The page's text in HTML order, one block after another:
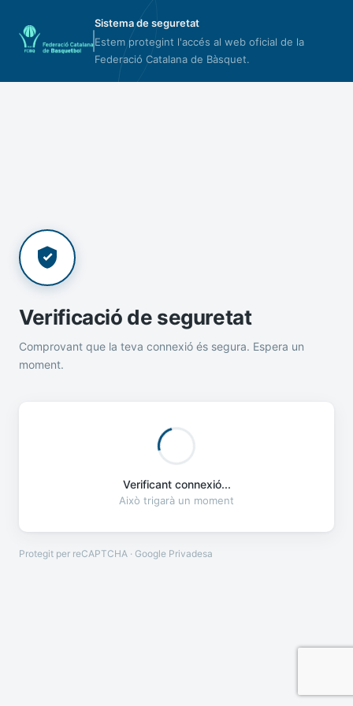
Sistema de seguretat
Estem protegint l'accés al web oficial de la
Federació Catalana de Bàsquet.
Verificació de seguretat
Comprovant que la teva connexió és segura. Espera un
moment.
Verificant connexió...
Això trigarà un moment
Protegit per reCAPTCHA · Google Privadesa